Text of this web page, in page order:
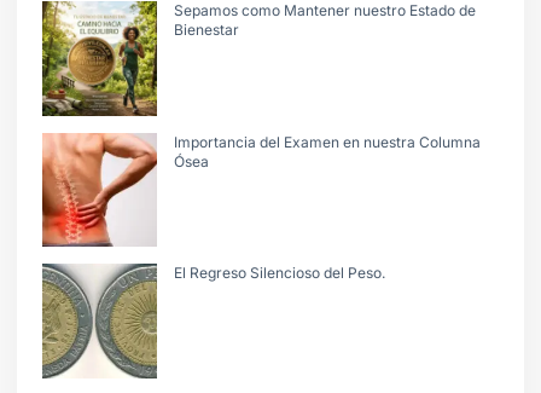
Sepamos como Mantener nuestro Estado de
Bienestar
Importancia del Examen en nuestra Columna
Ósea
El Regreso Silencioso del Peso.